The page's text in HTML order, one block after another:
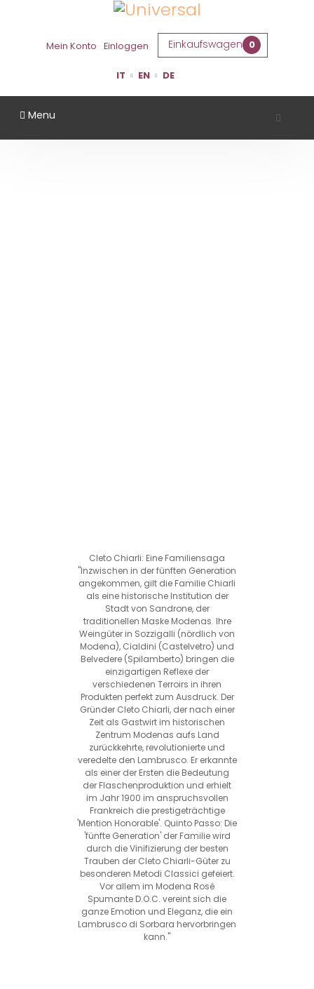
Mein Konto Einloggen Einkaufswagen 0
IT EN DE
Menu
Cleto Chiarli: Eine Familiensaga
"Inzwischen in der fünften Generation
angekommen, gilt die Familie Chiarli
als eine historische Institution der
Stadt von Sandrone, der
traditionellen Maske Modenas. Ihre
Weingüter in Sozzigalli (nördlich von
Modena), Cialdini (Castelvetro) und
Belvedere (Spilamberto) bringen die
einzigartigen Reflexe der
verschiedenen Terroirs in ihren
Produkten perfekt zum Ausdruck. Der
Gründer Cleto Chiarli, der nach einer
Zeit als Gastwirt im historischen
Zentrum Modenas aufs Land
zurückkehrte, revolutionierte und
veredelte den Lambrusco. Er erkannte
als einer der Ersten die Bedeutung
der Flaschenproduktion und erhielt
im Jahr 1900 im anspruchsvollen
Frankreich die prestigeträchtige
'Mention Honorable'. Quinto Passo: Die
'fünfte Generation' der Familie wird
durch die Vinifizierung der besten
Trauben der Cleto Chiarli-Güter zu
besonderen Metodi Classici gefeiert.
Vor allem im Modena Rosé
Spumante D.O.C. vereint sich die
ganze Emotion und Eleganz, die ein
Lambrusco di Sorbara hervorbringen
kann."